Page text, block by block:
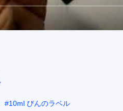
#10ml びんのラベル